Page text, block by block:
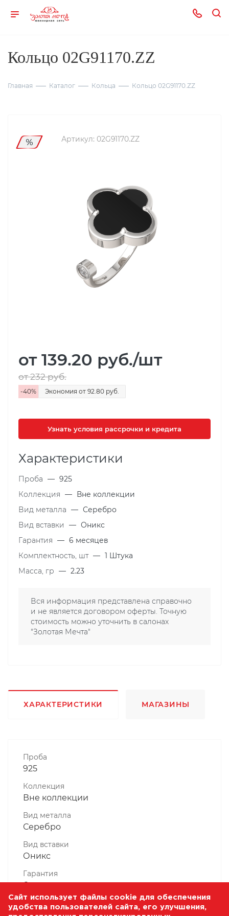
Кольцо 02G91170.ZZ
Главная Каталог Кольца Кольцо 02G91170.ZZ
Артикул: 02G91170.ZZ
от 139.20 руб./шт
от 232руб.
-40% Экономия от 92.80 руб.
Узнать условия рассрочки и кредита
Характеристики
Проба — 925
Коллекция — Вне коллекции
Вид металла — Серебро
Вид вставки
— Оникс
Гарантия — 6 месяцев
Комплектность, шт — 1 Штука
Масса, гр — 2.23
Вся информация представлена справочно
и не является договором оферты. Точную
стоимость можно уточнить в салонах
"Золотая Мечта"
ХАРАКТЕРИСТИКИ МАГАЗИНЫ
Проба
925
Коллекция
Вне коллекции
Вид металла
Серебро
Вид вставки
Оникс
Гарантия
6 месяцев
Комплектность, шт
Сайт использует файлы cookie для обеспечения
удобства пользователей сайта, его улучшения,